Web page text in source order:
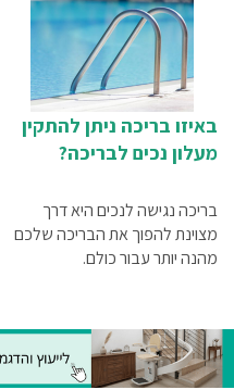
באיזו בריכה ניתן להתקין
מעלון נכים לבריכה?
בריכה נגישה לנכים היא דרך
מצוינת להפוך את הבריכה שלכם
מהנה יותר עבור כולם.